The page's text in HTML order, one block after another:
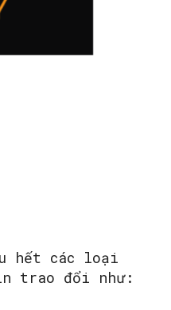
hết các loại
trao đổi như: